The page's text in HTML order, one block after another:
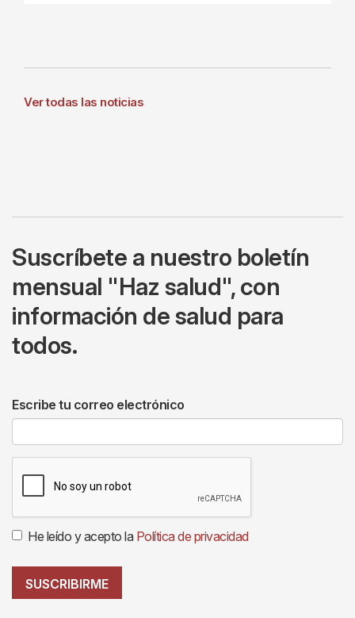
Ver todas las noticias
Suscríbete a nuestro boletín
mensual "Haz salud", con
información de salud para
todos.
Escribe tu correo electrónico
He leído y acepto la Política de privacidad
SUSCRIBIRME